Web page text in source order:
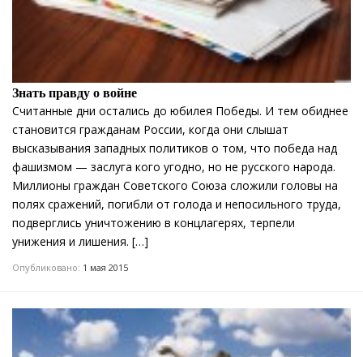
Знать правду о войне
Считанные дни остались до юбилея Победы. И тем обиднее
становится гражданам России, когда они слышат
высказывания западных политиков о том, что победа над
фашизмом — заслуга кого угодно, но не русского народа.
Миллионы граждан Советского Союза сложили головы на
полях сражений, погибли от голода и непосильного труда,
подверглись уничтожению в концлагерях, терпели
унижения и лишения. […]
Опубликовано: 1 мая 2015